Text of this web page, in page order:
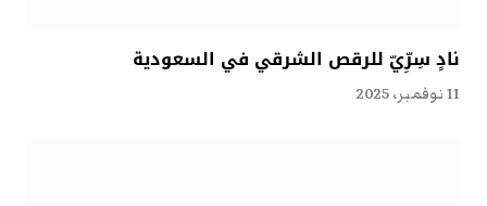
نادٍ سِرِّيّ للرقص الشرقي في السعودية
11 نوفمبر، 2025